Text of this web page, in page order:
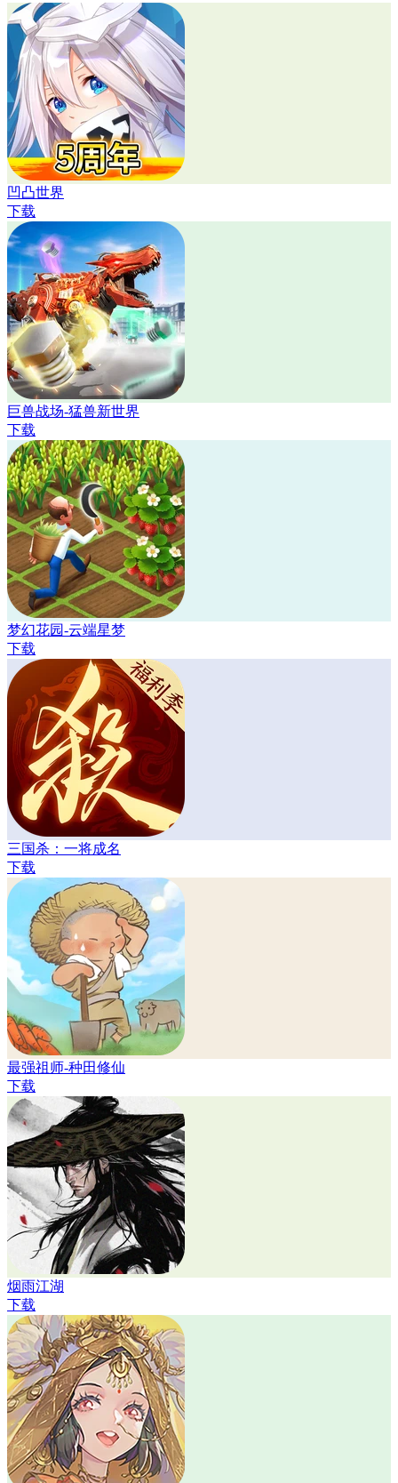
凹凸世界
下载
巨兽战场-猛兽新世界
下载
梦幻花园-云端星梦
下载
三国杀：一将成名
下载
最强祖师-种田修仙
下载
烟雨江湖
下载